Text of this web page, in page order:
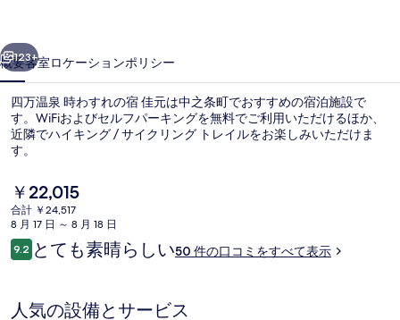
れ
の
宿
佳
の
写
真
ャ
外観
次へ
123+
概要客室ロケーションポリシー
四万温泉 時わすれの宿 佳元は中之条町でおすすめの宿泊施設で
す。WiFiおよびセルフパーキングを無料でご利用いただけるほか、
近隣でハイキング / サイクリング トレイルをお楽しみいただけま
す。
現
在
の
料
金
で
￥22,015
合計 ￥24,517
8 月 17 日 ～ 8 月 18 日
口
コ
9.210段階中9.2
とても素晴らしい50 件の口コミをすべて表示
人気の設備とサービス